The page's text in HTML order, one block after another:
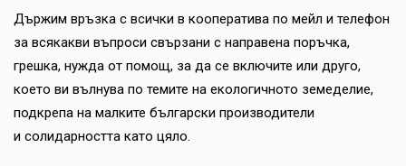
Държим връзка с всички в кооператива по мейл и телефон
за всякакви въпроси свързани с направена поръчка,
грешка, нужда от помощ, за да се включите или друго,
което ви вълнува по темите на екологичното земеделие,
подкрепа на малките български производители
и солидарността като цяло.